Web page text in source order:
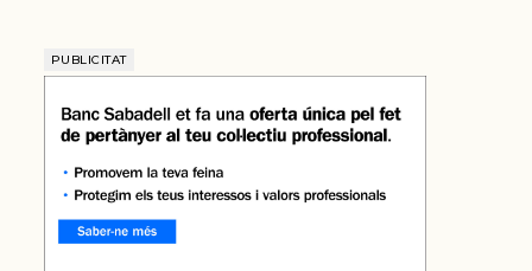
ÚLTIMES NOTÍCIES
PUBLICITAT